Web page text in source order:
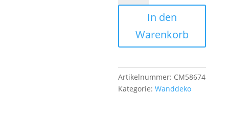
Print
liebst"
In den
Warenkorb
Artikelnummer: CM58674
Kategorie:Wanddeko